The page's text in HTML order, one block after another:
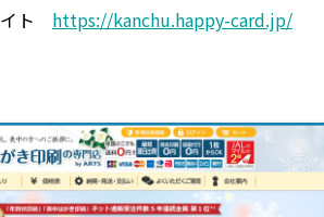
ト https://kanchu.happy-card.jp/